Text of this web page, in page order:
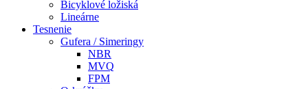
Bicyklové ložiská
Lineárne
Tesnenie
Gufera / Simeringy
NBR
MVQ
FPM